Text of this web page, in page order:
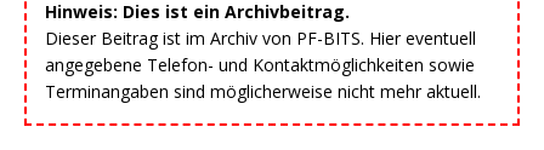
Hinweis: Dies ist ein Archivbeitrag.
Dieser Beitrag ist im Archiv von PF-BITS. Hier eventuell
angegebene Telefon- und Kontaktmöglichkeiten sowie
Terminangaben sind möglicherweise nicht mehr aktuell.